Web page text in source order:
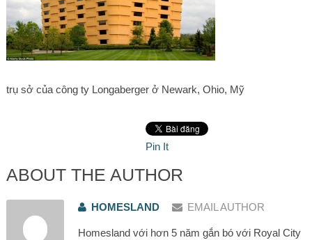
trụ sở của công ty Longaberger ở Newark, Ohio, Mỹ
Pin It
ABOUT THE AUTHOR
HOMESLAND EMAIL AUTHOR
Homesland với hơn 5 năm gắn bó với Royal City